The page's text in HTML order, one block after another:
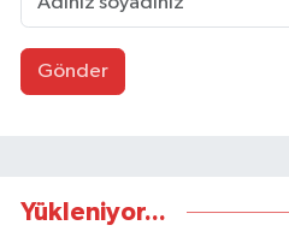
Gönder
Yükleniyor...